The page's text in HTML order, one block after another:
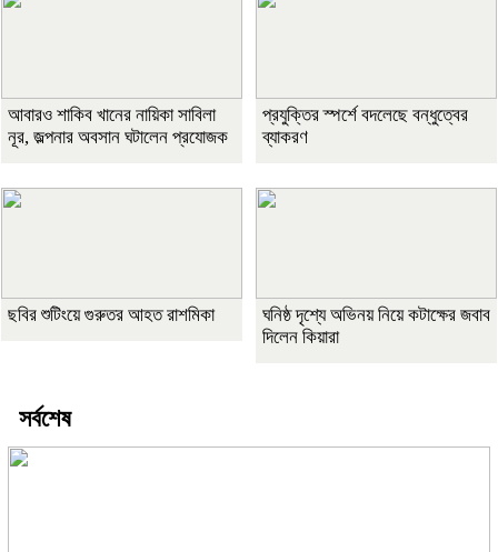
আবারও শাকিব খানের নায়িকা সাবিলা
নূর, জল্পনার অবসান ঘটালেন প্রযোজক
প্রযুক্তির স্পর্শে বদলেছে বন্ধুত্বের
ব্যাকরণ
ছবির শুটিংয়ে গুরুতর আহত রাশমিকা
ঘনিষ্ঠ দৃশ্যে অভিনয় নিয়ে কটাক্ষের জবাব
দিলেন কিয়ারা
সর্বশেষ